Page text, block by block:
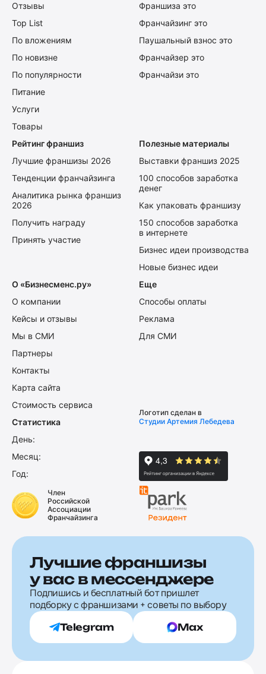
Отзывы
Top List
По вложениям
По новизне
По популярности
Питание
Услуги
Товары
Франшиза это
Франчайзинг это
Паушальный взнос это
Франчайзер это
Франчайзи это
Рейтинг франшиз
Лучшие франшизы 2026
Тенденции франчайзинга
Аналитика рынка франшиз
2026
Получить награду
Принять участие
Полезные материалы
Выставки франшиз 2025
100 способов заработка
денег
Как упаковать франшизу
150 способов заработка
в интернете
Бизнес идеи производства
Новые бизнес идеи
О «Бизнесменс.ру»
О компании
Кейсы и отзывы
Мы в СМИ
Партнеры
Контакты
Карта сайта
Стоимость сервиса
Еще
Способы оплаты
Реклама
Для СМИ
Статистика
День:
Месяц:
Год:
Логотип сделан в
Студии Артемия Лебедева
Член
Российской
Ассоциации
Франчайзинга
Лучшие франшизы
у вас в мессенджере
Подпишись и бесплатный бот пришлет
подборку с франшизами + советы по выбору
Telegram Max